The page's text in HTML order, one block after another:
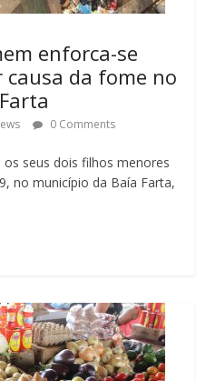
enforca-se
da fome no
0 Comments
seus dois filhos menores
no município da Baía Farta,